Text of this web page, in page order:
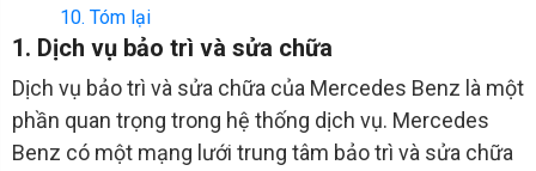
10. Tóm lại
1. Dịch vụ bảo trì và sửa chữa
Dịch vụ bảo trì và sửa chữa của Mercedes Benz là một
phần quan trọng trong hệ thống dịch vụ. Mercedes
Benz có một mạng lưới trung tâm bảo trì và sửa chữa